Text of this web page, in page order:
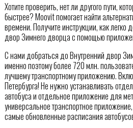
Хотите проверить, нет ли другого пути,
быстрее? Moovit помогает найти
времени. Получите инструкции, как легко
двор Зимнего дворца с помощью
С нами добраться до Внутренний двор
именно поэтому более 720 млн.
лучшему транспортному приложению.
Петербурга! Не нужно устанавливать
автобуса и отдельное приложение для
универсальное транспортное
самые обновленные расписания